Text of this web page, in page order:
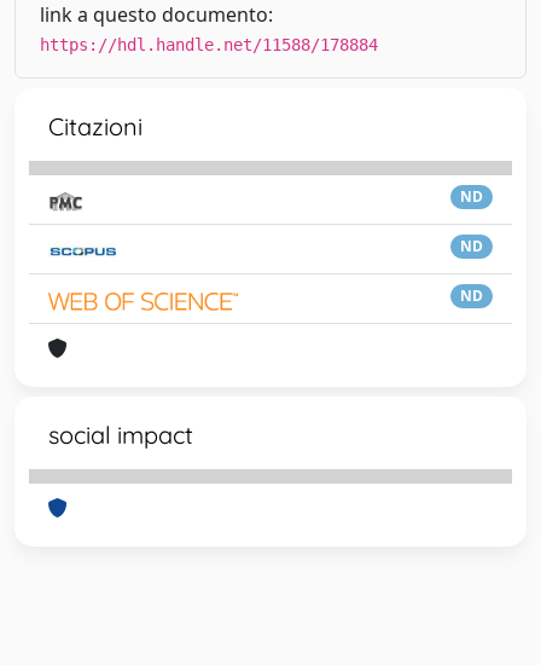
link a questo documento:
https://hdl.handle.net/11588/178884
Citazioni
ND
ND
ND
social impact